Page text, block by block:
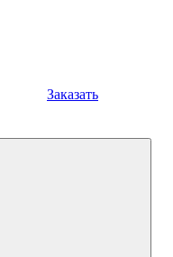
Заказать